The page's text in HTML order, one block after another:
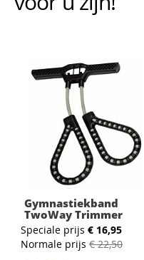
Gymnastiekband
TwoWay Trimmer
Speciale prijs € 16,95
Normale prijs € 22,50